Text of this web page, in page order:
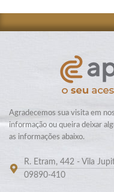
Agradecemos sua visita em
informação ou queira deixar
as informações abaixo.
R. Etram, 442 - Vila
09890-410